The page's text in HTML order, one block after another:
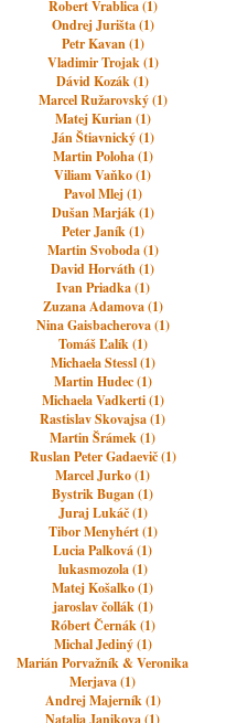
Robert Vrablica (1)
Ondrej Jurišta (1)
Petr Kavan (1)
Vladimir Trojak (1)
Dávid Kozák (1)
Marcel Ružarovský (1)
Matej Kurian (1)
Ján Štiavnický (1)
Martin Poloha (1)
Viliam Vaňko (1)
Pavol Mlej (1)
Dušan Marják (1)
Peter Janík (1)
Martin Svoboda (1)
David Horváth (1)
Ivan Priadka (1)
Zuzana Adamova (1)
Nina Gaisbacherova (1)
Tomáš Ľalík (1)
Michaela Stessl (1)
Martin Hudec (1)
Michaela Vadkerti (1)
Rastislav Skovajsa (1)
Martin Šrámek (1)
Ruslan Peter Gadaevič (1)
Marcel Jurko (1)
Bystrik Bugan (1)
Juraj Lukáč (1)
Tibor Menyhért (1)
Lucia Palková (1)
lukasmozola (1)
Matej Košalko (1)
jaroslav čollák (1)
Róbert Černák (1)
Michal Jediný (1)
Marián Porvažník & Veronika
Merjava (1)
Andrej Majerník (1)
Natalia Janikova (1)